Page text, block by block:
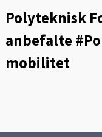
Polyteknisk
anbefalte
mobilitet